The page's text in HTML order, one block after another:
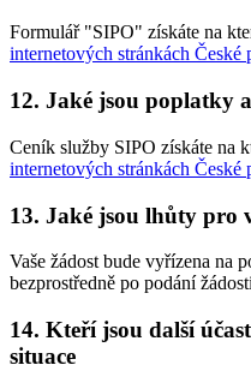
Formulář "SIPO" získáte na
internetových stránkách České
12. Jaké jsou poplatky
Ceník služby SIPO získáte na
internetových stránkách České
13. Jaké jsou lhůty pro
Vaše žádost bude vyřízena na
bezprostředně po podání
14. Kteří jsou další
situace